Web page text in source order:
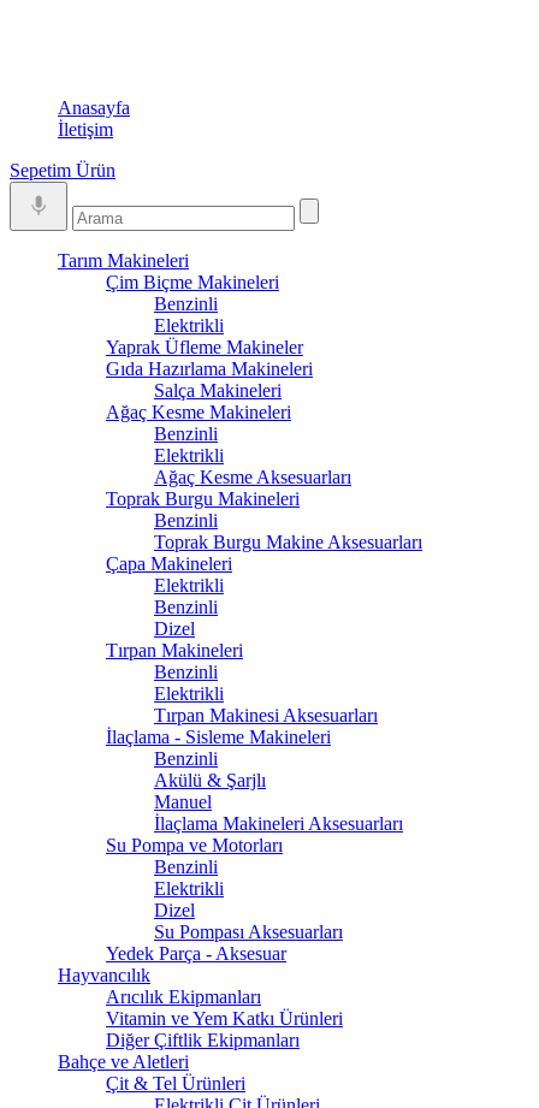
Anasayfa
İletişim
Sepetim Ürün
Tarım Makineleri
Çim Biçme Makineleri
Benzinli
Elektrikli
Yaprak Üfleme Makineler
Gıda Hazırlama Makineleri
Salça Makineleri
Ağaç Kesme Makineleri
Benzinli
Elektrikli
Ağaç Kesme Aksesuarları
Toprak Burgu Makineleri
Benzinli
Toprak Burgu Makine Aksesuarları
Çapa Makineleri
Elektrikli
Benzinli
Dizel
Tırpan Makineleri
Benzinli
Elektrikli
Tırpan Makinesi Aksesuarları
İlaçlama - Sisleme Makineleri
Benzinli
Akülü & Şarjlı
Manuel
İlaçlama Makineleri Aksesuarları
Su Pompa ve Motorları
Benzinli
Elektrikli
Dizel
Su Pompası Aksesuarları
Yedek Parça - Aksesuar
Hayvancılık
Arıcılık Ekipmanları
Vitamin ve Yem Katkı Ürünleri
Diğer Çiftlik Ekipmanları
Bahçe ve Aletleri
Çit & Tel Ürünleri